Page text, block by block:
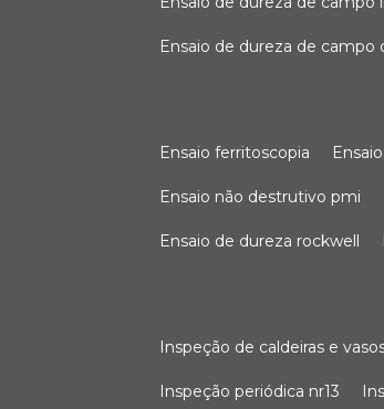
ensaio de dureza de campo
ensaio ferritoscopia
ensaio não destrutivo pmi
ensaio de dureza rockwell
inspeção de caldeiras e
inspeção periódica nr13